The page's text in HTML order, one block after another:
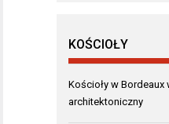
KOŚCIOŁY
Kościoły w Bordeaux
architektoniczny